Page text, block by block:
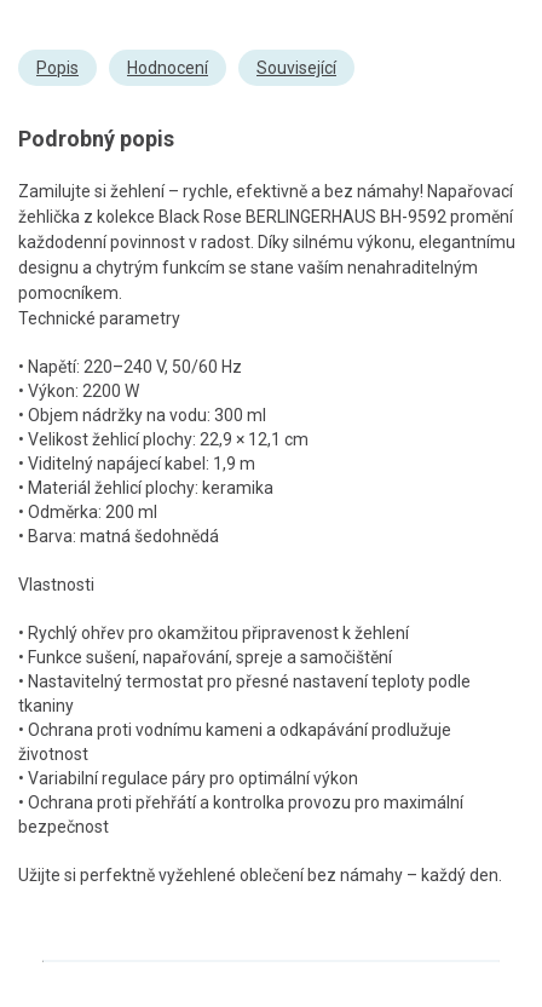
Popis Hodnocení Související
Podrobný popis
Zamilujte si žehlení – rychle, efektivně a bez námahy! Napařovací
žehlička z kolekce Black Rose BERLINGERHAUS BH-9592 promění
každodenní povinnost v radost. Díky silnému výkonu, elegantnímu
designu a chytrým funkcím se stane vaším nenahraditelným
pomocníkem.
Technické parametry
• Napětí: 220–240 V, 50/60 Hz
• Výkon: 2200 W
• Objem nádržky na vodu: 300 ml
• Velikost žehlicí plochy: 22,9 × 12,1 cm
• Viditelný napájecí kabel: 1,9 m
• Materiál žehlicí plochy: keramika
• Odměrka: 200 ml
• Barva: matná šedohnědá
Vlastnosti
• Rychlý ohřev pro okamžitou připravenost k žehlení
• Funkce sušení, napařování, spreje a samočištění
• Nastavitelný termostat pro přesné nastavení teploty podle
tkaniny
• Ochrana proti vodnímu kameni a odkapávání prodlužuje
životnost
• Variabilní regulace páry pro optimální výkon
• Ochrana proti přehřátí a kontrolka provozu pro maximální
bezpečnost
Užijte si perfektně vyžehlené oblečení bez námahy – každý den.